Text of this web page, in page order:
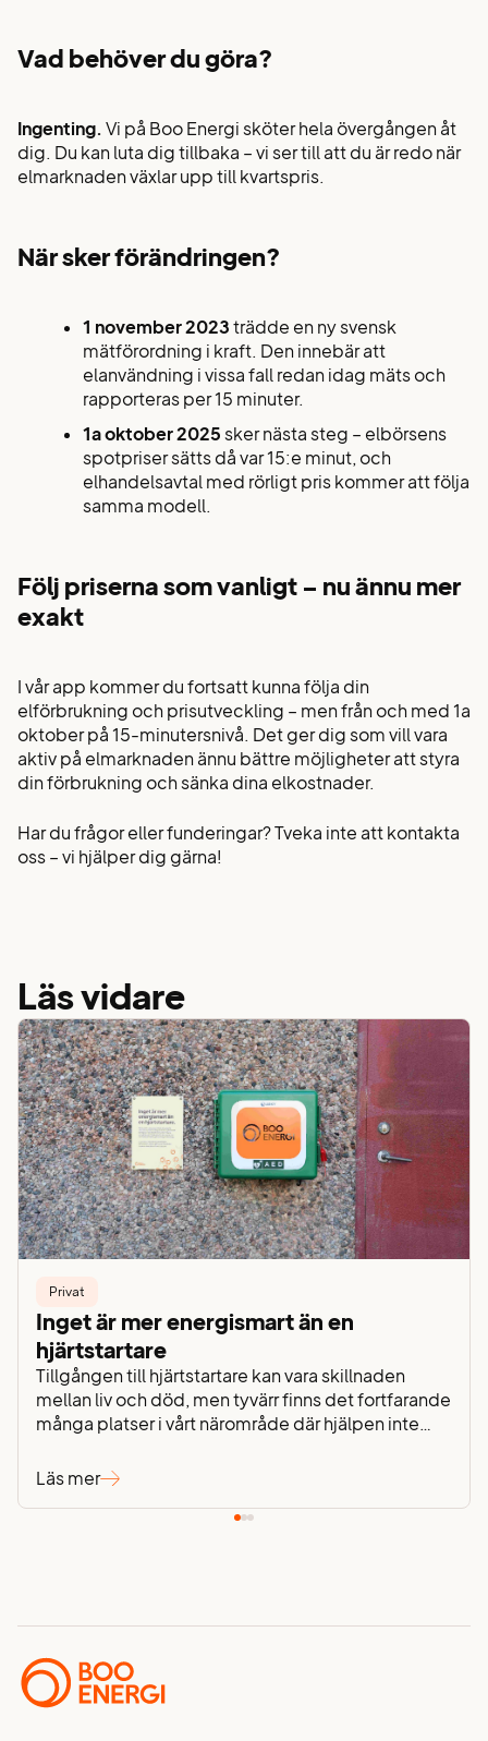
Vad behöver du göra?
Ingenting. Vi på Boo Energi sköter hela övergången åt
dig. Du kan luta dig tillbaka – vi ser till att du är redo när
elmarknaden växlar upp till kvartspris.
När sker förändringen?
1 november 2023 trädde en ny svensk
mätförordning i kraft. Den innebär att
elanvändning i vissa fall redan idag mäts och
rapporteras per 15 minuter.
1a oktober 2025 sker nästa steg – elbörsens
spotpriser sätts då var 15:e minut, och
elhandelsavtal med rörligt pris kommer att följa
samma modell.
Följ priserna som vanligt – nu ännu mer
exakt
I vår app kommer du fortsatt kunna följa din
elförbrukning och prisutveckling – men från och med 1a
oktober på 15-minutersnivå. Det ger dig som vill vara
aktiv på elmarknaden ännu bättre möjligheter att styra
din förbrukning och sänka dina elkostnader.
Har du frågor eller funderingar? Tveka inte att kontakta
oss – vi hjälper dig gärna!
Läs vidare
Privat
Inget är mer energismart än en
hjärtstartare
Tillgången till hjärtstartare kan vara skillnaden
mellan liv och död, men tyvärr finns det fortfarande
många platser i vårt närområde där hjälpen inte
vårt sätt – genom att installera tio hjärtstartare på
tillgången tidigare varit begränsad. För oss
Läs mer